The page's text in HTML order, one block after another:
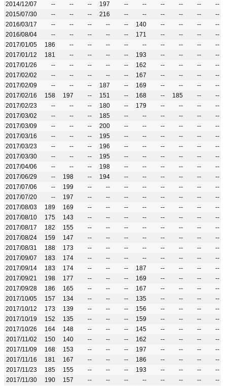
2014/12/07
-- -- -- 197 -- -- -- -- --
--
2015/07/30
-- -- -- 216 -- -- -- -- --
--
2016/03/17
-- -- -- -- -- 140 -- -- --
--
2016/08/04
-- -- -- -- -- 171 -- -- --
--
2017/01/05
186 -- -- -- -- -- -- -- --
--
2017/01/12
181 -- -- -- -- 193 -- -- --
--
2017/01/26
-- -- -- -- -- 162 -- -- --
--
2017/02/02
-- -- -- -- -- 167 -- -- --
--
2017/02/09
-- -- -- 187 -- 169 -- -- --
--
2017/02/16
158 197 -- 151 -- 168 -- 185 --
--
2017/02/23
-- -- -- 180 -- 179 -- -- --
--
2017/03/02
-- -- -- 185 -- -- -- -- --
--
2017/03/09
-- -- -- 200 -- -- -- -- --
--
2017/03/16
-- -- -- 195 -- -- -- -- --
--
2017/03/23
-- -- -- 196 -- -- -- -- --
--
2017/03/30
-- -- -- 195 -- -- -- -- --
--
2017/04/06
-- -- -- 198 -- -- -- -- --
--
2017/06/29
-- 198 -- 194 -- -- -- -- --
--
2017/07/06
-- 199 -- -- -- -- -- -- --
--
2017/07/20
-- 197 -- -- -- -- -- -- --
--
2017/08/03
189 169 -- -- -- -- -- -- --
--
2017/08/10
175 143 -- -- -- -- -- -- --
--
2017/08/17
182 155 -- -- -- -- -- -- --
--
2017/08/24
159 147 -- -- -- -- -- -- --
--
2017/08/31
188 173 -- -- -- -- -- -- --
--
2017/09/07
183 174 -- -- -- -- -- -- --
--
2017/09/14
183 174 -- -- -- 187 -- -- --
--
2017/09/21
198 177 -- -- -- 169 -- -- --
--
2017/09/28
186 165 -- -- -- 167 -- -- --
--
2017/10/05
157 134 -- -- -- 135 -- -- --
--
2017/10/12
173 139 -- -- -- 156 -- -- --
--
2017/10/19
152 135 -- -- -- 159 -- -- --
--
2017/10/26
164 148 -- -- -- 145 -- -- --
--
2017/11/02
150 140 -- -- -- 162 -- -- --
--
2017/11/09
168 153 -- -- -- 197 -- -- --
--
2017/11/16
181 167 -- -- -- 186 -- -- --
--
2017/11/23
185 155 -- -- -- 193 -- -- --
--
2017/11/30
190 157 -- -- -- -- -- -- --
--